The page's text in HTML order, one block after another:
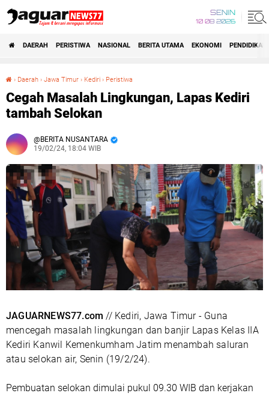
SENIN
10 08 2026
DAERAH PERISTIWA NASIONAL BERITA UTAMA EKONOMI PENDIDIKAN
› Daerah › Jawa Timur › Kediri › Peristiwa
Cegah Masalah Lingkungan, Lapas Kediri
tambah Selokan
BERITA NUSANTARA
19/02/24, 18:04 WIB
JAGUARNEWS77.com // Kediri, Jawa Timur - Guna
mencegah masalah lingkungan dan banjir Lapas Kelas IIA
Kediri Kanwil Kemenkumham Jatim menambah saluran
atau selokan air, Senin (19/2/24).
Pembuatan selokan dimulai pukul 09.30 WIB dan kerjakan